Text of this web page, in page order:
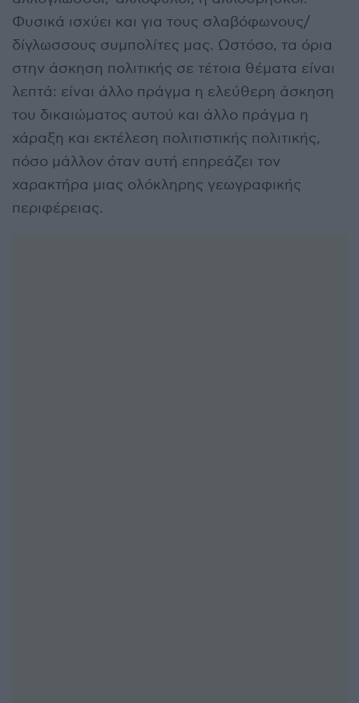
Φυσικά ισχύει και για τους σλαβόφωνους/
δίγλωσσους συμπολίτες μας. Ωστόσο, τα όρια
στην άσκηση πολιτικής σε τέτοια θέματα είναι
λεπτά: είναι άλλο πράγμα η ελεύθερη άσκηση
του δικαιώματος αυτού και άλλο πράγμα η
χάραξη και εκτέλεση πολιτιστικής πολιτικής,
πόσο μάλλον όταν αυτή επηρεάζει τον
χαρακτήρα μιας ολόκληρης γεωγραφικής
περιφέρειας.